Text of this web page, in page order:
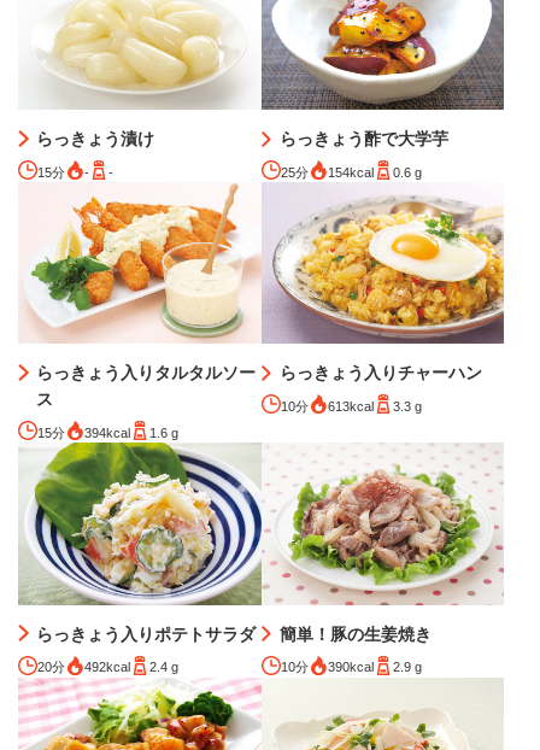
らっきょう漬け
15分 - -
らっきょう酢で大学芋
25分 154kcal 0.6 g
らっきょう入りタルタルソー
ス
15分 394kcal 1.6 g
らっきょう入りチャーハン
10分 613kcal 3.3 g
らっきょう入りポテトサラダ
20分 492kcal 2.4 g
簡単！豚の生姜焼き
10分 390kcal 2.9 g